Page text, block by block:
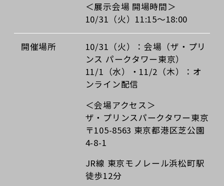
＜展示会場 開場時間＞
10/31（火）11:15～18:00
開催場所
10/31（火）：会場（ザ・プリ
ンス パークタワー東京）
11/1（水）・11/2（木）：オ
ンライン配信
＜会場アクセス＞
ザ・プリンスパークタワー東京
〒105-8563 東京都港区芝公園
4-8-1
JR線 東京モノレール浜松町駅
徒歩12分